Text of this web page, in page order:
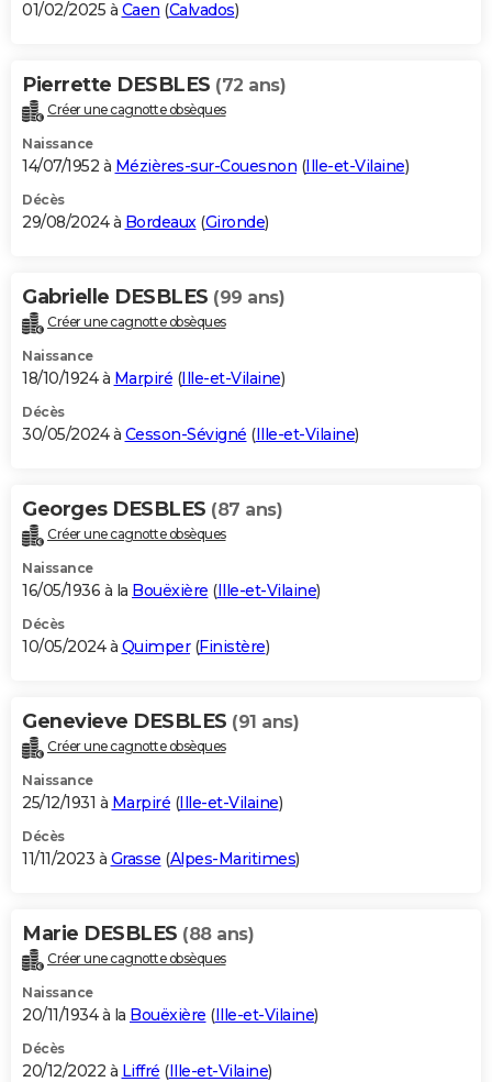
01/02/2025 à Caen (Calvados)
Pierrette DESBLES (72 ans)
Créer une cagnotte obsèques
Naissance
14/07/1952 à Mézières-sur-Couesnon (Ille-et-Vilaine)
Décès
29/08/2024 à Bordeaux(Gironde)
Gabrielle DESBLES (99 ans)
Créer une cagnotte obsèques
Naissance
18/10/1924 à Marpiré (Ille-et-Vilaine)
Décès
30/05/2024 à Cesson-Sévigné (Ille-et-Vilaine)
Georges DESBLES (87 ans)
Créer une cagnotte obsèques
Naissance
16/05/1936 à la Bouëxière (Ille-et-Vilaine)
Décès
10/05/2024 à Quimper(Finistère)
Genevieve DESBLES (91 ans)
Créer une cagnotte obsèques
Naissance
25/12/1931 à Marpiré (Ille-et-Vilaine)
Décès
11/11/2023 à Grasse (Alpes-Maritimes)
Marie DESBLES (88 ans)
Créer une cagnotte obsèques
Naissance
20/11/1934 à la Bouëxière (Ille-et-Vilaine)
Décès
20/12/2022 à Liffré (Ille-et-Vilaine)